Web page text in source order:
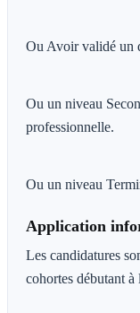
Ou Avoir validé un
Ou un niveau
professionnelle.
Ou un niveau
Application
Les candidatures
cohortes débutant à